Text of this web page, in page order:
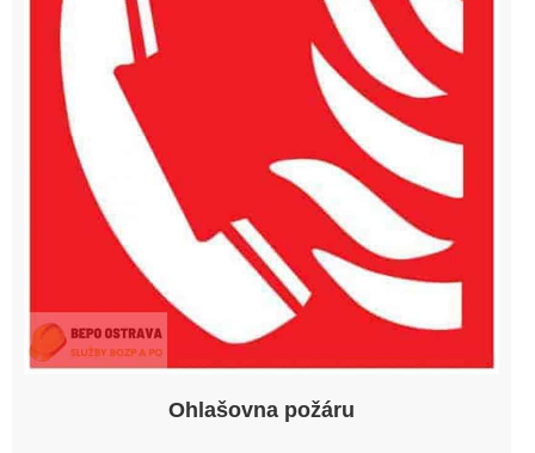
Ohlašovna požáru